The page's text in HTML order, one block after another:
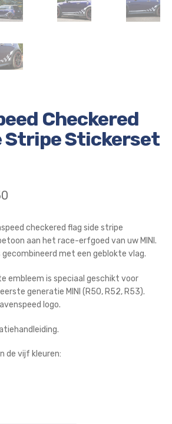
Checkered
Stripe Stickerset
Prijsklasse:
tot
€67,50
checkered flag side stripe
aan het race-erfgoed van uw MINI.
gecombineerd met een geblokte vlag.
embleem is speciaal geschikt voor
generatie MINI (R50, R52, R53).
logo.
de vijf kleuren: